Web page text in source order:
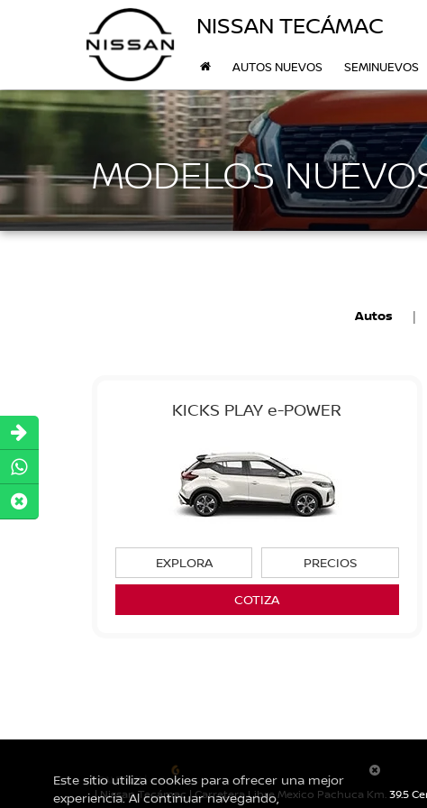
NISSAN TECÁMAC
AUTOS NUEVOS SEMINUEVOS
MODELOS
Autos |
KICKS PLAY e-POWER
EXPLORA PRECIOS
COTIZA
| Nissan Tecámac|Carretera Libre Mexico Pachuca Km. 39.5
Este sitio utiliza cookies para ofrecer una mejor
experiencia. Al continuar navegando,